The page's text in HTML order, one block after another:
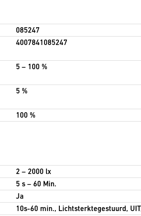
085247
4007841085247
5 – 100 %
5 %
100 %
2 – 2000 lx
5 s – 60 Min.
Ja
10s-60 min., Lichtsterktegestuurd,